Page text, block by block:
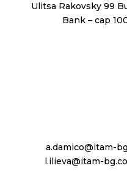
Ulitsa Rakovsky 99
Bank – cap
a.damico@itam-
l.ilieva@itam-